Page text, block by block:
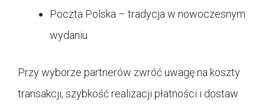
Poczta Polska – tradycja w nowoczesnym
wydaniu
Przy wyborze partnerów zwróć uwagę na koszty
transakcji, szybkość realizacji płatności i dostaw